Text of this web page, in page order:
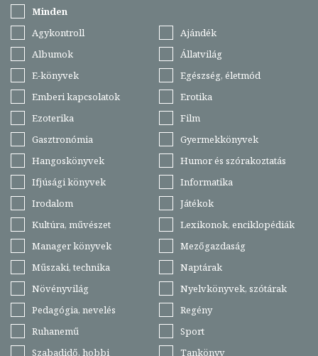
Minden
Agykontroll
Ajándék
Albumok
Állatvilág
E-könyvek
Egészség, életmód
Emberi kapcsolatok
Erotika
Ezoterika
Film
Gasztronómia
Gyermekkönyvek
Hangoskönyvek
Humor és szórakoztatás
Ifjúsági könyvek
Informatika
Irodalom
Játékok
Kultúra, művészet
Lexikonok, enciklopédiák
Manager könyvek
Mezőgazdaság
Műszaki, technika
Naptárak
Növényvilág
Nyelvkönyvek, szótárak
Pedagógia, nevelés
Regény
Ruhanemű
Sport
Szabadidő, hobbi
Tankönyv